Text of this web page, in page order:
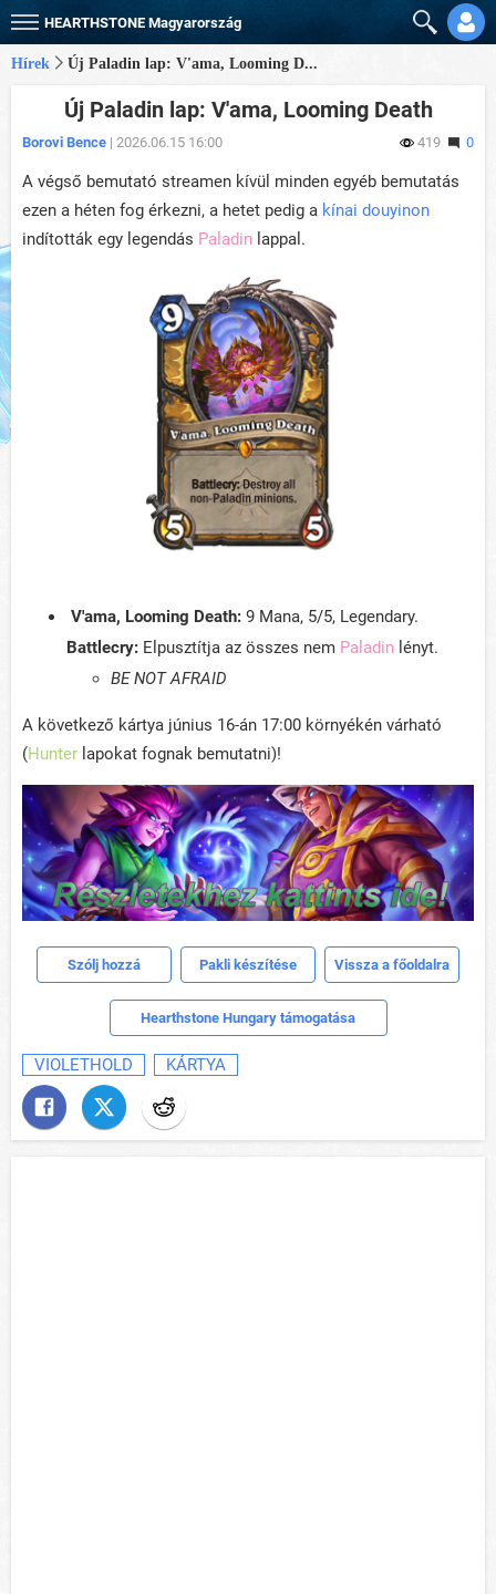
HEARTHSTONE Magyarország
Hírek Új Paladin lap: V'ama, Looming D...
Új Paladin lap: V'ama, Looming Death
Borovi Bence | 2026.06.15 16:00 419 0
A végső bemutató streamen kívül minden egyéb bemutatás
ezen a héten fog érkezni, a hetet pedig a kínai douyinon
indították egy legendás Paladin lappal.
V'ama, Looming Death: 9 Mana, 5/5, Legendary.
Battlecry: Elpusztítja az összes nem Paladin lényt.
BE NOT AFRAID
A következő kártya június 16-án 17:00 környékén várható
(Hunter lapokat fognak bemutatni)!
Szólj hozzá Pakli készítése Vissza a főoldalra
Hearthstone Hungary támogatása
VIOLETHOLD KÁRTYA